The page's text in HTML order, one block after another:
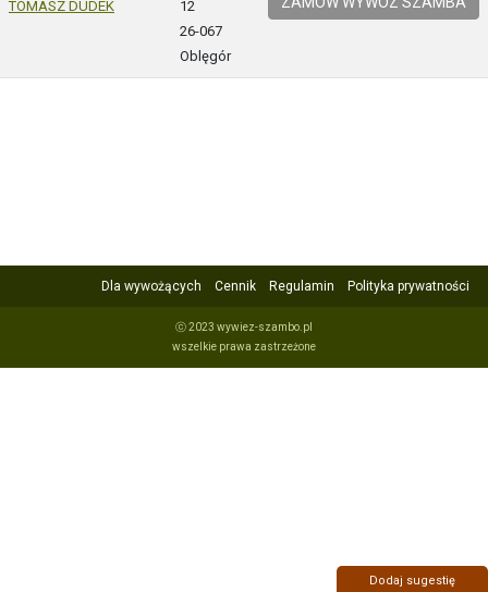
TOMASZ DUDEK
12
26-067
Oblęgór
Dla wywożących Cennik Regulamin Polityka prywatności
ⓒ 2023 wywiez-szambo.pl
wszelkie prawa zastrzeżone
Dodaj sugestię